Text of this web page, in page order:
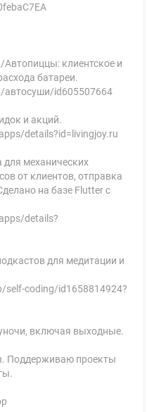
клиентское и
батареи.
id605507664
и акций.
details?id=livingjoy.ru
механических
от клиентов, отправка
на базе Flutter с
details?
для медитации и
coding/id1658814924?
включая выходные.
Поддерживаю проекты